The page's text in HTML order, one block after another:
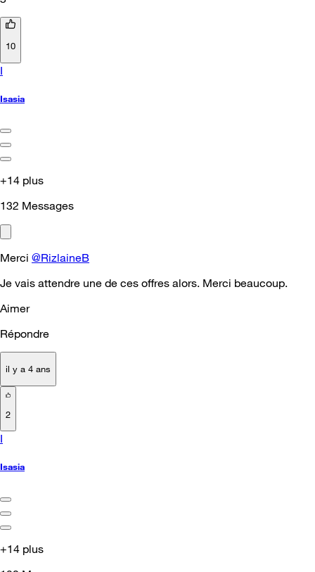
10
I
Isasia
+14 plus
132 Messages
Merci @RizlaineB
Je vais attendre une de ces offres alors. Merci beaucoup.
Aimer
Répondre
il y a 4 ans
2
I
Isasia
+14 plus